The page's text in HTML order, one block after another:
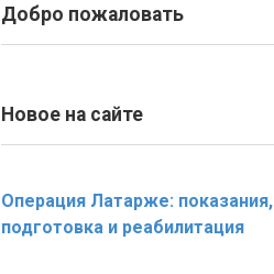
Добро пожаловать
Новое на сайте
Операция Латарже: показания,
подготовка и реабилитация